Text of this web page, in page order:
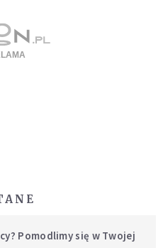
Pomodlimy się w Twojej